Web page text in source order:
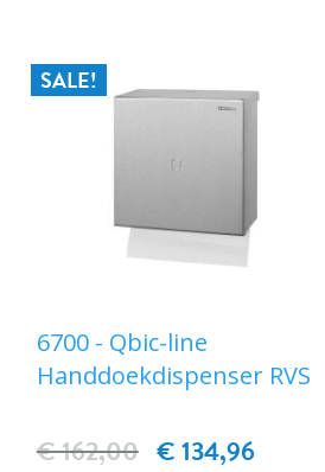
SALE!
6700 - Qbic-line
Handdoekdispenser RVS
€ 134,96
€ 162,00